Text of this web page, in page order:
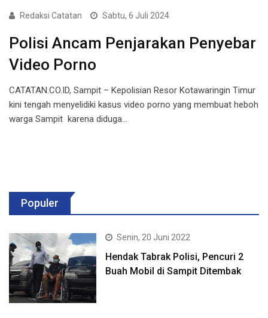
Redaksi Catatan Sabtu, 6 Juli 2024
Polisi Ancam Penjarakan Penyebar
Video Porno
CATATAN.CO.ID, Sampit – Kepolisian Resor Kotawaringin Timur
kini tengah menyelidiki kasus video porno yang membuat heboh
warga Sampit karena diduga…
Populer
Senin, 20 Juni 2022
Hendak Tabrak Polisi, Pencuri 2
Buah Mobil di Sampit Ditembak